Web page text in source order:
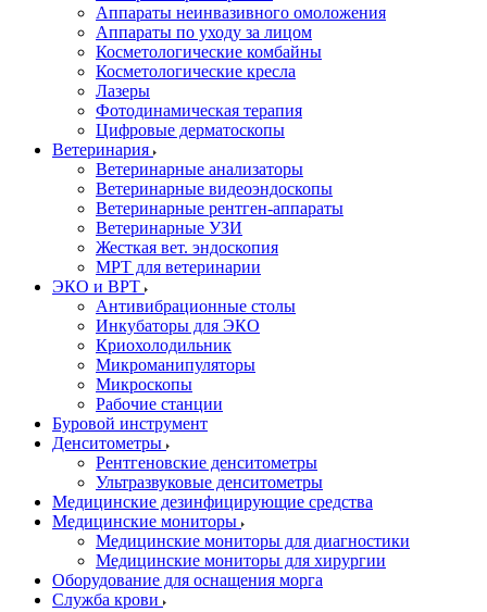
Аппараты неинвазивного омоложения
Аппараты по уходу за лицом
Косметологические комбайны
Косметологические кресла
Лазеры
Фотодинамическая терапия
Цифровые дерматоскопы
Ветеринария
Ветеринарные анализаторы
Ветеринарные видеоэндоскопы
Ветеринарные рентген-аппараты
Ветеринарные УЗИ
Жесткая вет. эндоскопия
МРТ для ветеринарии
ЭКО и ВРТ
Антивибрационные столы
Инкубаторы для ЭКО
Криохолодильник
Микроманипуляторы
Микроскопы
Рабочие станции
Буровой инструмент
Денситометры
Рентгеновские денситометры
Ультразвуковые денситометры
Медицинские дезинфицирующие средства
Медицинские мониторы
Медицинские мониторы для диагностики
Медицинские мониторы для хирургии
Оборудование для оснащения морга
Служба крови